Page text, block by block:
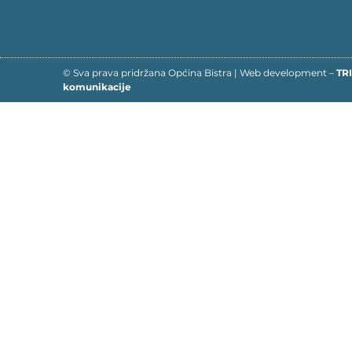
© Sva prava pridržana Općina Bistra | Web development –
komunikacije